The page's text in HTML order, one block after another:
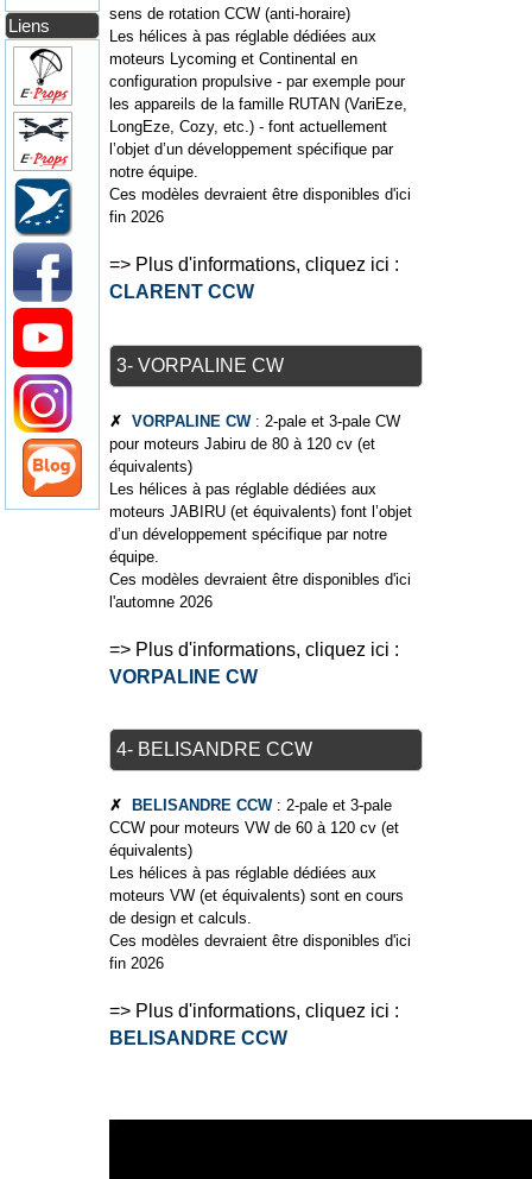
Liens
sens de rotation CCW (anti-horaire)
Les hélices à pas réglable dédiées aux
moteurs Lycoming et Continental en
configuration propulsive - par exemple pour
les appareils de la famille RUTAN (VariEze,
LongEze, Cozy, etc.) - font actuellement
l’objet d’un développement spécifique par
notre équipe.
Ces modèles devraient être disponibles d'ici
fin 2026
=> Plus d'informations, cliquez ici :
CLARENT CCW
3- VORPALINE CW
✗VORPALINE CW: 2-pale et 3-pale CW
pour moteurs Jabiru de 80 à 120 cv (et
équivalents)
Les hélices à pas réglable dédiées aux
moteurs JABIRU (et équivalents) font l’objet
d’un développement spécifique par notre
équipe.
Ces modèles devraient être disponibles d'ici
l'automne 2026
=> Plus d'informations, cliquez ici :
VORPALINE CW
4- BELISANDRE CCW
✗ BELISANDRE CCW: 2-pale et 3-pale
CCW pour moteurs VW de 60 à 120 cv (et
équivalents)
Les hélices à pas réglable dédiées aux
moteurs VW (et équivalents) sont en cours
de design et calculs.
Ces modèles devraient être disponibles d'ici
fin 2026
=> Plus d'informations, cliquez ici :
BELISANDRE CCW